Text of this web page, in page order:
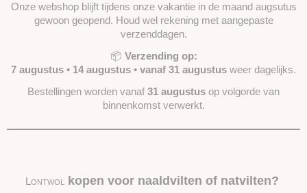
Vulling
Naaldvilt-pakketten
Prikmat
Oogjes/Neusjes
Wolvilt 20x30
Onze webshop blijft tijdens onze vakantie in de maand augsutus
gewoon geopend. Houd wel rekening met aangepaste
verzenddagen.
📦 Verzending op:
7 augustus • 14 augustus • vanaf 31 augustus weer dagelijks.
Bestellingen worden vanaf 31 augustus op volgorde van
binnenkomst verwerkt.
Lontwol kopen voor naaldvilten of natvilten?